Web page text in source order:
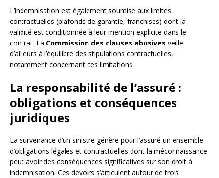
L’indemnisation est également soumise aux limites
contractuelles (plafonds de garantie, franchises) dont la
validité est conditionnée à leur mention explicite dans le
contrat. La Commission des clauses abusives veille
d’ailleurs à l’équilibre des stipulations contractuelles,
notamment concernant ces limitations.
La responsabilité de l’assuré :
obligations et conséquences
juridiques
La survenance d’un sinistre génère pour l’assuré un ensemble
d’obligations légales et contractuelles dont la méconnaissance
peut avoir des conséquences significatives sur son droit à
indemnisation. Ces devoirs s’articulent autour de trois